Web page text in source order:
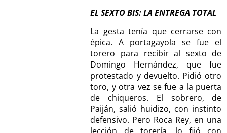
EL SEXTO BIS: LA ENTREGA TOTAL
La gesta tenía que cerrarse con
épica. A portagayola se fue el
torero para recibir al sexto de
Domingo Hernández, que fue
protestado y devuelto. Pidió otro
toro, y otra vez se fue a la puerta
de chiqueros. El sobrero, de
Paiján, salió huidizo, con instinto
defensivo. Pero Roca Rey, en una